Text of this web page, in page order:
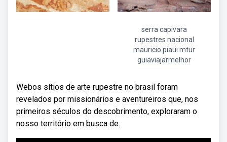
serra capivara
rupestres nacional
mauricio piaui mtur
guiaviajarmelhor
Webos sítios de arte rupestre no brasil foram
revelados por missionários e aventureiros que, nos
primeiros séculos do descobrimento, exploraram o
nosso território em busca de.